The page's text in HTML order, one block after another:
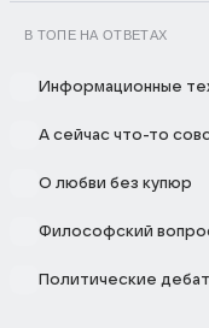
В ТОПЕ НА ОТВЕТАХ
Информационные
А сейчас что-то
О любви без купюр
Философский
Политические